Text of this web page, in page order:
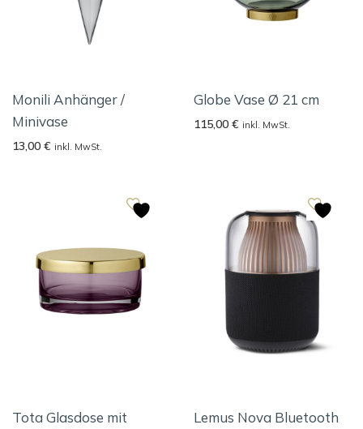
Monili Anhänger /
Minivase
13,00 € inkl. MwSt.
Globe Vase Ø 21 cm
115,00 € inkl. MwSt.
Tota Glasdose mit
Lemus Nova Bluetooth